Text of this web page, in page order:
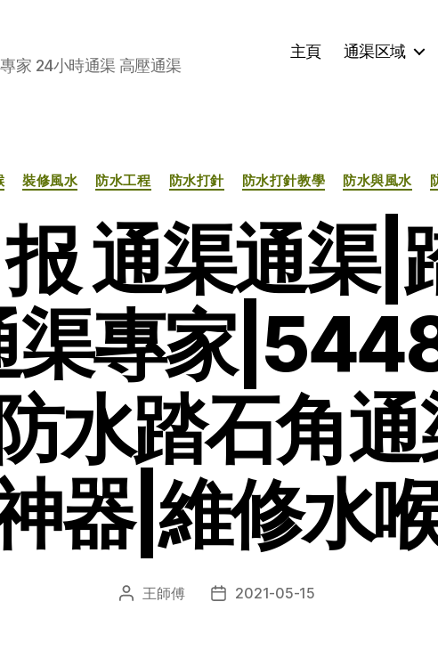
家 24小時通渠 高壓通渠
主頁 通渠区域
分
类
裝修風水 防水工程 防水打針 防水打針教學 防水與風水
通渠通渠|
渠專家
水踏石角
器|維修水
文 王師傅
发 2021-05-15